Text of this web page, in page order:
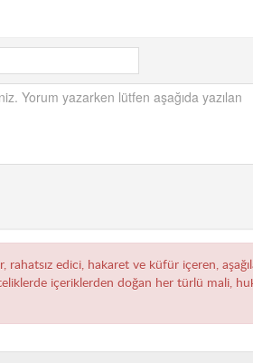
rahatsız edici, hakaret ve küfür içeren,
içeriklerden doğan her türlü mali,